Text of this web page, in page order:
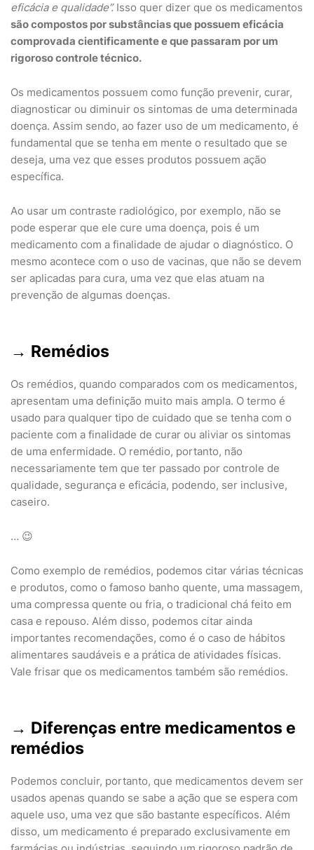
eficácia e qualidade”. Isso quer dizer que os medicamentos
são compostos por substâncias que possuem eficácia
comprovada cientificamente e que passaram por um
rigoroso controle técnico.
Os medicamentos possuem como função prevenir, curar,
diagnosticar ou diminuir os sintomas de uma determinada
doença. Assim sendo, ao fazer uso de um medicamento, é
fundamental que se tenha em mente o resultado que se
deseja, uma vez que esses produtos possuem ação
específica.
Ao usar um contraste radiológico, por exemplo, não se
pode esperar que ele cure uma doença, pois é um
medicamento com a finalidade de ajudar o diagnóstico. O
mesmo acontece com o uso de vacinas, que não se devem
ser aplicadas para cura, uma vez que elas atuam na
prevenção de algumas doenças.
→ Remédios
Os remédios, quando comparados com os medicamentos,
apresentam uma definição muito mais ampla. O termo é
usado para qualquer tipo de cuidado que se tenha com o
paciente com a finalidade de curar ou aliviar os sintomas
de uma enfermidade. O remédio, portanto, não
necessariamente tem que ter passado por controle de
qualidade, segurança e eficácia, podendo, ser inclusive,
caseiro.
… 😉
Como exemplo de remédios, podemos citar várias técnicas
e produtos, como o famoso banho quente, uma massagem,
uma compressa quente ou fria, o tradicional chá feito em
casa e repouso. Além disso, podemos citar ainda
importantes recomendações, como é o caso de hábitos
alimentares saudáveis e a prática de atividades físicas.
Vale frisar que os medicamentos também são remédios.
→ Diferenças entre medicamentos e
remédios
Podemos concluir, portanto, que medicamentos devem ser
usados apenas quando se sabe a ação que se espera com
aquele uso, uma vez que são bastante específicos. Além
disso, um medicamento é preparado exclusivamente em